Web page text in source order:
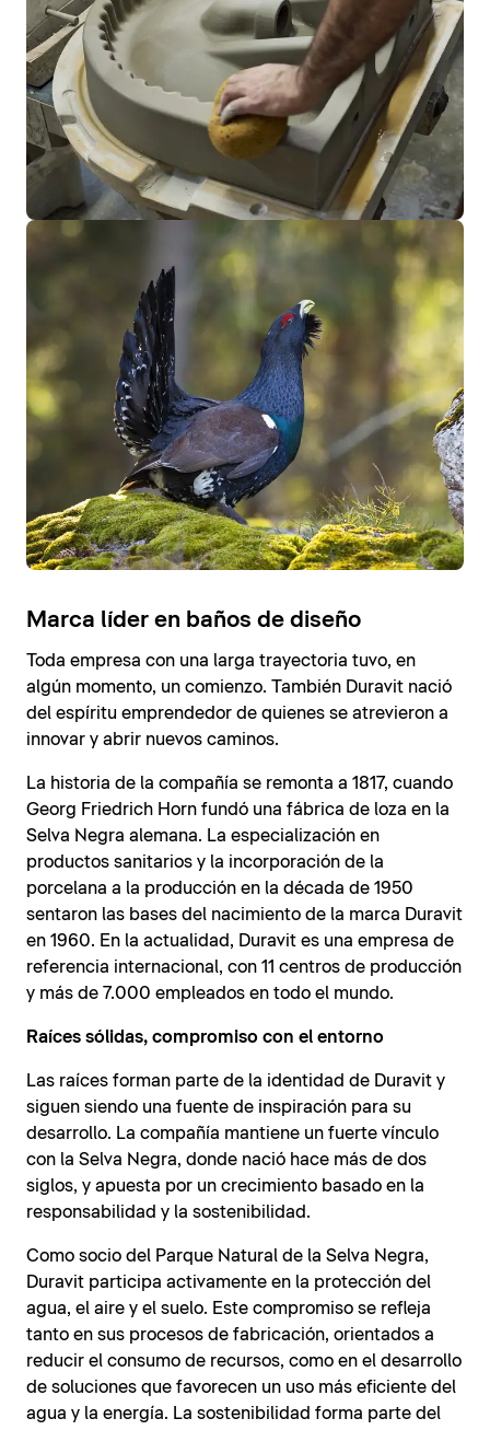
Marca líder en baños de diseño
Toda empresa con una larga trayectoria tuvo, en
algún momento, un comienzo. También Duravit nació
del espíritu emprendedor de quienes se atrevieron a
innovar y abrir nuevos caminos.
La historia de la compañía se remonta a 1817, cuando
Georg Friedrich Horn fundó una fábrica de loza en la
Selva Negra alemana. La especialización en
productos sanitarios y la incorporación de la
porcelana a la producción en la década de 1950
sentaron las bases del nacimiento de la marca Duravit
en 1960. En la actualidad, Duravit es una empresa de
referencia internacional, con 11 centros de producción
y más de 7.000 empleados en todo el mundo.
Raíces sólidas, compromiso con el entorno
Las raíces forman parte de la identidad de Duravit y
siguen siendo una fuente de inspiración para su
desarrollo. La compañía mantiene un fuerte vínculo
con la Selva Negra, donde nació hace más de dos
siglos, y apuesta por un crecimiento basado en la
responsabilidad y la sostenibilidad.
Como socio del Parque Natural de la Selva Negra,
Duravit participa activamente en la protección del
agua, el aire y el suelo. Este compromiso se refleja
tanto en sus procesos de fabricación, orientados a
reducir el consumo de recursos, como en el desarrollo
de soluciones que favorecen un uso más eficiente del
agua y la energía. La sostenibilidad forma parte del